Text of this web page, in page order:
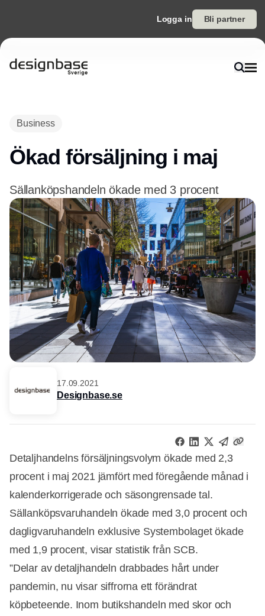
Logga in Bli partner
Business
Ökad försäljning i maj
Sällanköpshandeln ökade med 3 procent
17.09.2021
Designbase.se
Detaljhandelns försäljningsvolym ökade med 2,3
procent i maj 2021 jämfört med föregående månad i
kalenderkorrigerade och säsongrensade tal.
Sällanköpsvaruhandeln ökade med 3,0 procent och
dagligvaruhandeln exklusive Systembolaget ökade
med 1,9 procent, visar statistik från SCB.
”Delar av detaljhandeln drabbades hårt under
pandemin, nu visar siffrorna ett förändrat
köpbeteende. Inom butikshandeln med skor och